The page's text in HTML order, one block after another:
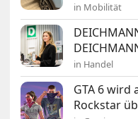
in Mobilität
in Handel
GTA 6 wird
Rockstar